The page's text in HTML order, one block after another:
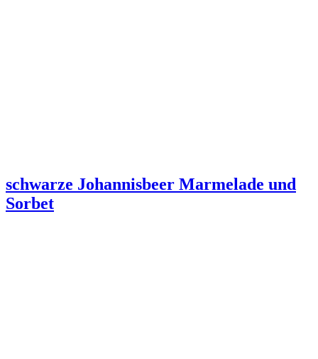
schwarze Johannisbeer Marmelade und
Sorbet